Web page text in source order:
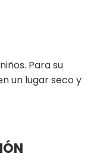
Para su
un lugar seco y